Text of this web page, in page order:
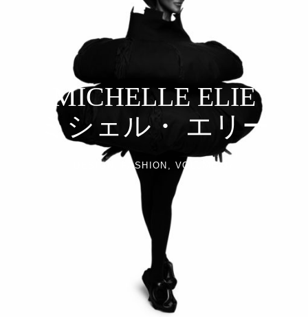
MICHELLE ELIE
ミシェル・ エリー
DESIGN FASHION VOLUME 37